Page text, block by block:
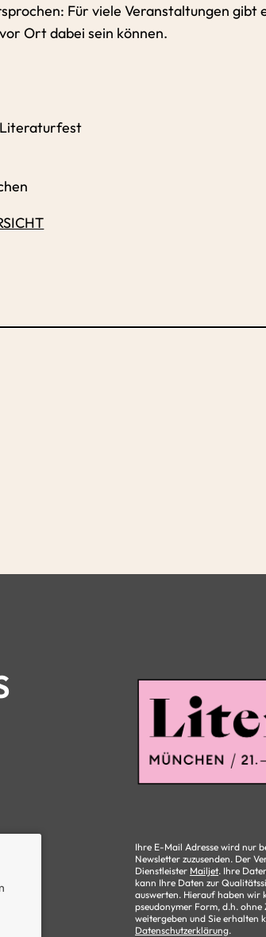
Für viele Veranstaltungen gibt
Ort dabei sein können.
Ihre E-Mail Adresse wird nur
Newsletter zuzusenden. Der
Dienstleister Mailjet. Ihre
kann Ihre Daten zur
auswerten. Hierauf haben wir
pseudonymer Form, d.h.
weitergeben und Sie erhalten
Datenschutzerklärung.